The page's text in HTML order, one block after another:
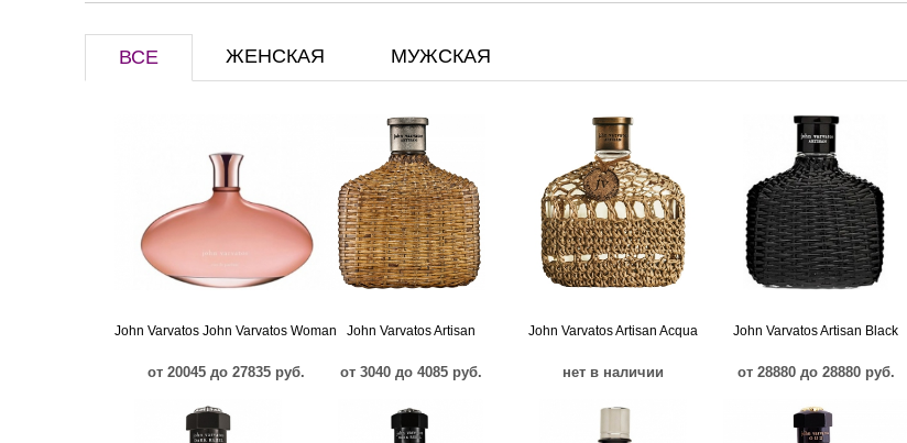
ВСЕ ЖЕНСКАЯ МУЖСКАЯ
John Varvatos John Varvatos Woman
от 20045 до 27835 руб.
John Varvatos Artisan
от 3040 до 4085 руб.
John Varvatos Artisan Acqua
нет в наличии
John Varvatos Artisan Black
от 28880 до 28880 руб.